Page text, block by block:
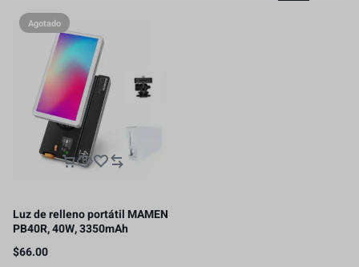
Agotado
Luz de relleno portátil MAMEN
PB40R, 40W, 3350mAh
$66.00